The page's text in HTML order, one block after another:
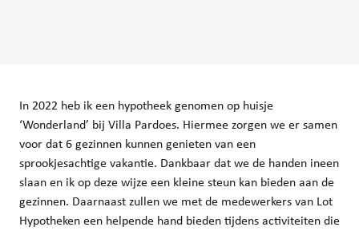
In 2022 heb ik een hypotheek genomen op huisje
‘Wonderland’ bij Villa Pardoes. Hiermee zorgen we er samen
voor dat 6 gezinnen kunnen genieten van een
sprookjesachtige vakantie. Dankbaar dat we de handen ineen
slaan en ik op deze wijze een kleine steun kan bieden aan de
gezinnen. Daarnaast zullen we met de medewerkers van Lot
Hypotheken een helpende hand bieden tijdens activiteiten die